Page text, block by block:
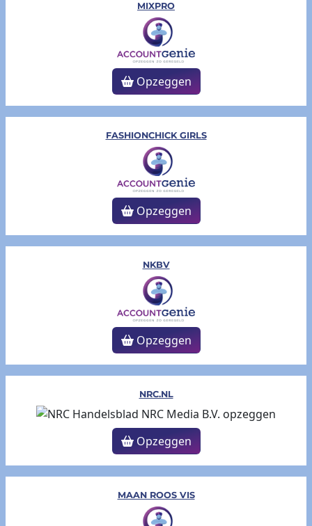
MIXPRO
Opzeggen
FASHIONCHICK GIRLS
Opzeggen
NKBV
Opzeggen
NRC.NL
Opzeggen
MAAN ROOS VIS